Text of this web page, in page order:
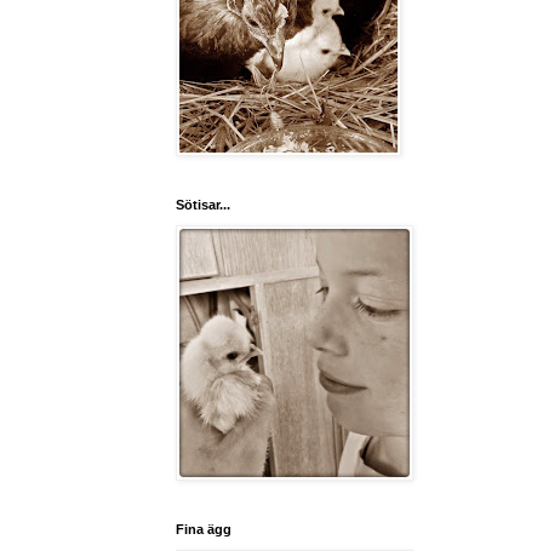
Sötisar...
Fina ägg